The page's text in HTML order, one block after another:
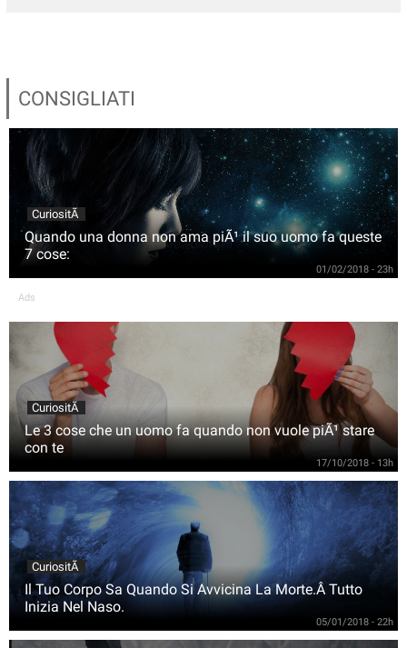
CONSIGLIATI
CuriositÃ
Quando una donna non ama piÃ¹ il suo uomo fa queste
7 cose:
01/02/2018 - 23h
Ads
CuriositÃ
Le 3 cose che un uomo fa quando non vuole piÃ¹ stare
con te
17/10/2018 - 13h
CuriositÃ
Il Tuo Corpo Sa Quando Si Avvicina La Morte.Â Tutto
Inizia Nel Naso.
05/01/2018 - 22h